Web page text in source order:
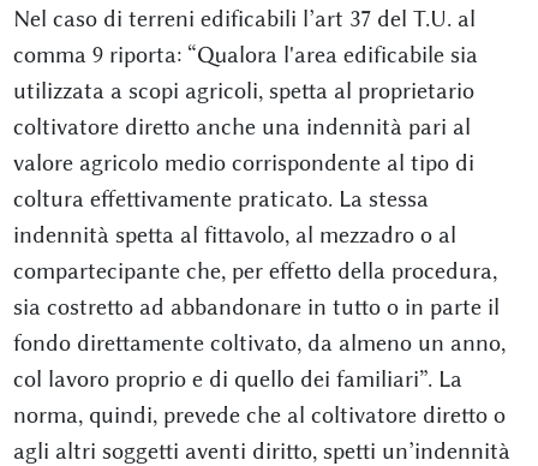
Nel caso di terreni edificabili l’art 37 del T.U. al
comma 9 riporta: “Qualora l'area edificabile sia
utilizzata a scopi agricoli, spetta al proprietario
coltivatore diretto anche una indennità pari al
valore agricolo medio corrispondente al tipo di
coltura effettivamente praticato. La stessa
indennità spetta al fittavolo, al mezzadro o al
compartecipante che, per effetto della procedura,
sia costretto ad abbandonare in tutto o in parte il
fondo direttamente coltivato, da almeno un anno,
col lavoro proprio e di quello dei familiari”. La
norma, quindi, prevede che al coltivatore diretto o
agli altri soggetti aventi diritto, spetti un’indennità